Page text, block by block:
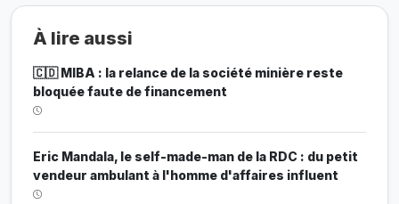
À lire aussi
🇨🇩 MIBA : la relance de la société minière reste
bloquée faute de financement
Eric Mandala, le self-made-man de la RDC : du petit
vendeur ambulant à l'homme d'affaires influent